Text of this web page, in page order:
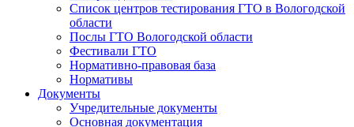
Список центров тестирования ГТО в Вологодской
области
Послы ГТО Вологодской области
Фестивали ГТО
Нормативно-правовая база
Нормативы
Документы
Учредительные документы
Основная документация